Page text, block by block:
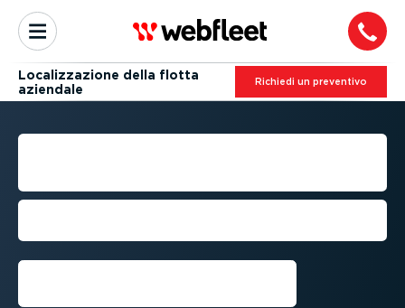
Localiz­za­zione della flotta
aziendale
Richiedi un preventivo
LOCALIZ­ZA­ZIONE DEI
Ottimizza il controllo satellitare per